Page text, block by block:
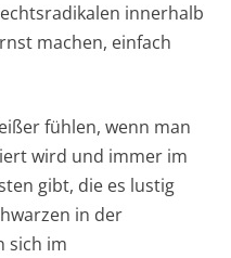
innerhalb
machen, einfach
fühlen, wenn man
wird und immer im
gibt, die es lustig
in der
sich im